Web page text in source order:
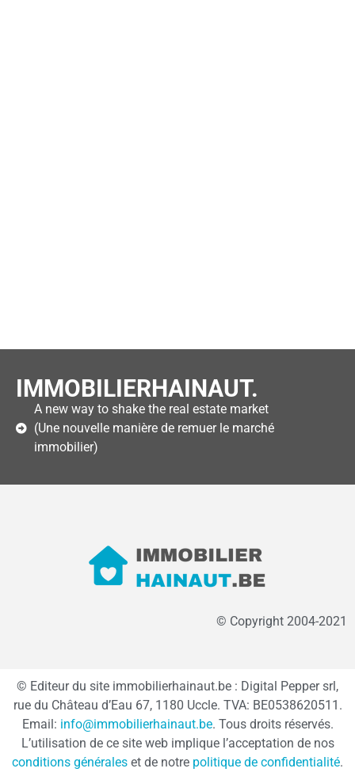
IMMOBILIERHAINAUT.
A new way to shake the real estate market
(Une nouvelle manière de remuer le marché
immobilier)
© Copyright 2004-2021
© Editeur du site immobilierhainaut.be : Digital Pepper srl,
rue du Château d’Eau 67, 1180 Uccle. TVA: BE0538620511.
Email: info@immobilierhainaut.be. Tous droits réservés.
L’utilisation de ce site web implique l’acceptation de nos
conditions générales et de notre politique de confidentialité.